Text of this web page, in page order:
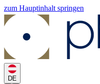
zum Hauptinhalt springen
DE